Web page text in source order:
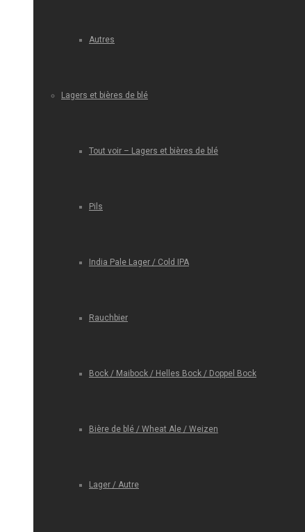
Autres
Lagers et bières de blé
Tout voir – Lagers et bières de blé
Pils
India Pale Lager / Cold IPA
Rauchbier
Bock / Maibock / Helles Bock / Doppel Bock
Bière de blé / Wheat Ale / Weizen
Lager / Autre